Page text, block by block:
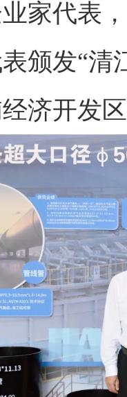
家代表
颁发“
济开发